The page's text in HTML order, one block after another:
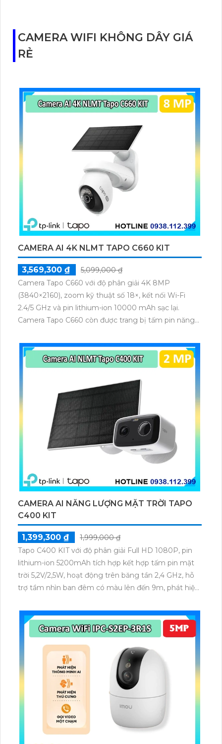
dàng lắp đặt. Camera có độ phân giải lên đến 2.0 MP,
mang lại hình ảnh sắc nét và chi tiết. Công nghệ nhìn
đêm chất lượng Hồng Ngoại Smart IR giúp giảm
CAMERA WIFI KHÔNG DÂY GIÁ
RẺ
CAMERA AI 4K NLMT TAPO C660 KIT
3,569,300 ₫
5,099,000 ₫
Camera Tapo C660 với độ phân giải 4K 8MP
(3840×2160), zoom kỹ thuật số 18×, kết nối Wi-Fi
2.4/5 GHz và pin lithium-ion 10000 mAh sạc lại.
Camera Tapo C660 còn được trang bị tấm pin năng
thú cưng, phương tiện, lưu trữ thẻ microSD tối đa 512
GB.
CAMERA AI NĂNG LƯỢNG MẶT TRỜI TAPO
C400 KIT
1,399,300 ₫
1,999,000 ₫
Tapo C400 KIT với độ phân giải Full HD 1080P, pin
lithium-ion 5200mAh tích hợp kết hợp tấm pin mặt
trời 5,2V/2,5W, hoạt động trên băng tần 2,4 GHz, hỗ
trợ tầm nhìn ban đêm có màu lên đến 9m, phát hiện
dữ liệu qua thẻ microSD lên đến 512GB.